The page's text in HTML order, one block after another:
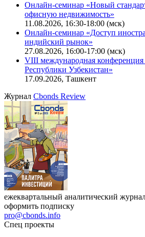
Онлайн-семинар «Новый
офисную недвижимость»
11.08.2026, 16:30-18:00 (мск)
Онлайн-семинар «Доступ
индийский рынок»
27.08.2026, 16:00-17:00 (мск)
VIII международная
Республики Узбекистан»
17.09.2026, Ташкент
Журнал Cbonds Review
ежеквартальный аналитический
оформить подписку
pro@cbonds.info
Спец проекты